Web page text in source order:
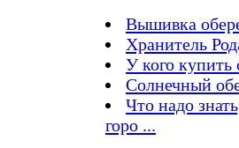
Вышивка
Хранитель
У кого купить
Солнечный
Что надо
горо ...